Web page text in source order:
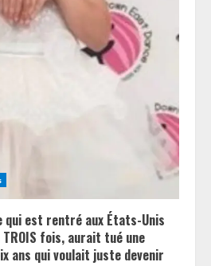
qui est rentré aux États-Unis
fois, aurait tué une
ans qui voulait juste devenir